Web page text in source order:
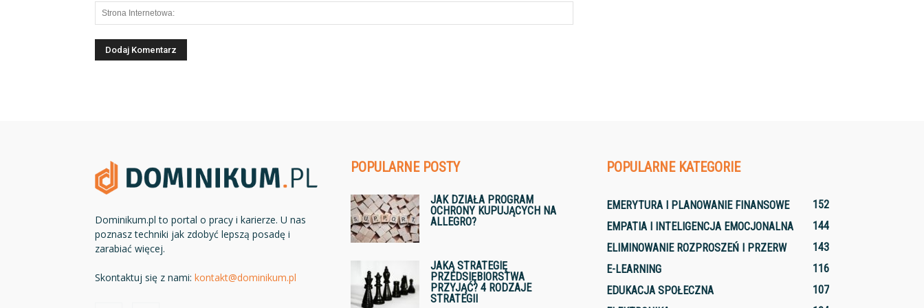
Dominikum.pl to portal o pracy i karierze. U nas
poznasz techniki jak zdobyć lepszą posadę i
zarabiać więcej.
Skontaktuj się z nami: kontakt@dominikum.pl
POPULARNE POSTY
JAK DZIAŁA PROGRAM
OCHRONY KUPUJĄCYCH NA
ALLEGRO?
JAKĄ STRATEGIĘ
PRZEDSIĘBIORSTWA
PRZYJĄĆ? 4 RODZAJE
STRATEGII
POPULARNE KATEGORIE
EMERYTURA I PLANOWANIE FINANSOWE
152
EMPATIA I INTELIGENCJA EMOCJONALNA
144
ELIMINOWANIE ROZPROSZEŃ I PRZERW
143
E-LEARNING
116
EDUKACJA SPOŁECZNA
107